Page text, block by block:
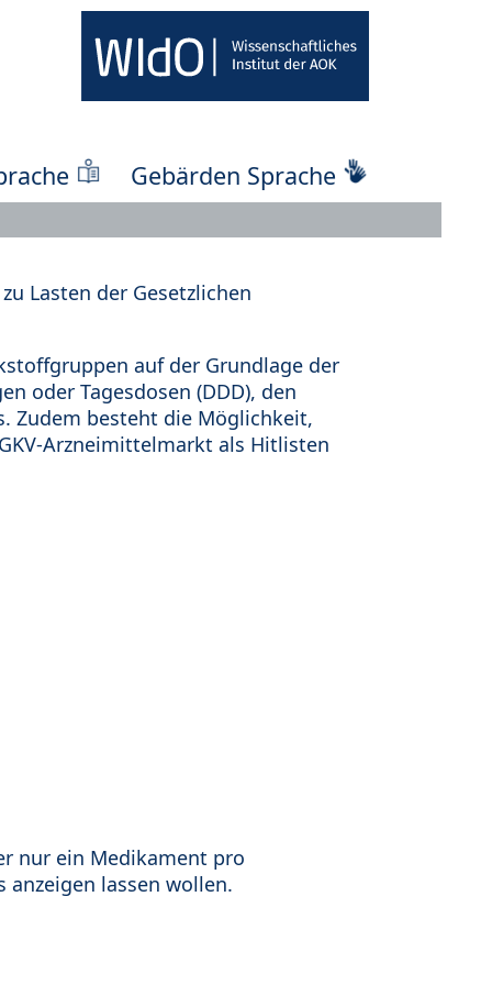
Gebärden Sprache
Lasten der Gesetzlichen
auf der Grundlage der
oder Tagesdosen (DDD), den
Zudem besteht die Möglichkeit,
Arzneimittelmarkt als Hitlisten
nur ein Medikament pro
anzeigen lassen wollen.